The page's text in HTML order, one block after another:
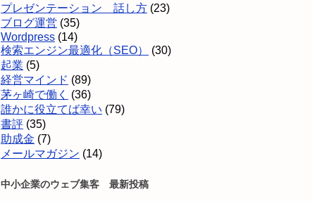
プレゼンテーション 話し方 (23)
ブログ運営 (35)
Wordpress (14)
検索エンジン最適化（SEO）
(30)
起業 (5)
経営マインド (89)
茅ヶ崎で働く
(36)
誰かに役立てば幸い (79)
書評 (35)
助成金 (7)
メールマガジン (14)
中小企業のウェブ集客 最新投稿